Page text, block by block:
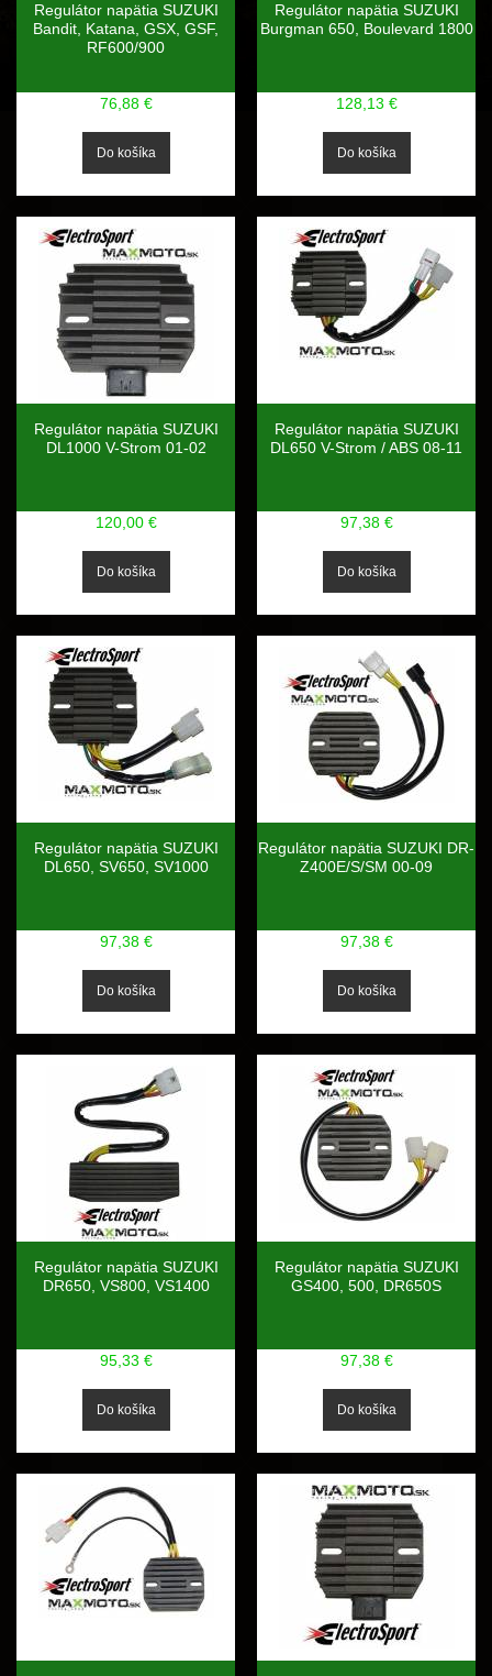
Regulátor napätia SUZUKI
Bandit, Katana, GSX, GSF,
RF600/900
76,88 €
Regulátor napätia SUZUKI
Burgman 650, Boulevard 1800
128,13 €
Regulátor napätia SUZUKI
DL1000 V-Strom 01-02
120,00 €
Regulátor napätia SUZUKI
DL650 V-Strom / ABS 08-11
97,38 €
Regulátor napätia SUZUKI
DL650, SV650, SV1000
97,38 €
Regulátor napätia SUZUKI DR-
Z400E/S/SM 00-09
97,38 €
Regulátor napätia SUZUKI
DR650, VS800, VS1400
95,33 €
Regulátor napätia SUZUKI
GS400, 500, DR650S
97,38 €